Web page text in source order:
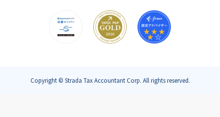
Copyright © Strada Tax Accountant Corp. All rights reserved.